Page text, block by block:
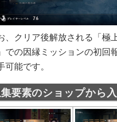
、クリア後解放される「極
での因縁ミッションの初回
可能です。
要素のショップから